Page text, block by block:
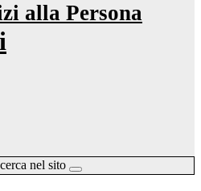
alla Persona
cerca nel sito